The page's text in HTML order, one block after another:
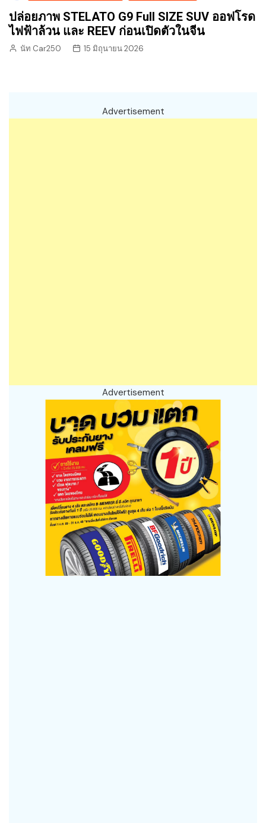
ปล่อยภาพ STELATO G9 Full SIZE SUV ออฟโรด
ไฟฟ้าล้วน และ REEV ก่อนเปิดตัวในจีน
นัท Car250 15 มิถุนายน 2026
Advertisement
Advertisement